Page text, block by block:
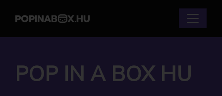
POP IN A BOX HU